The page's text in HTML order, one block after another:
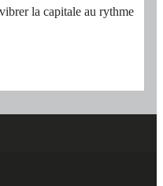
la capitale au rythme
FESTIVAL: